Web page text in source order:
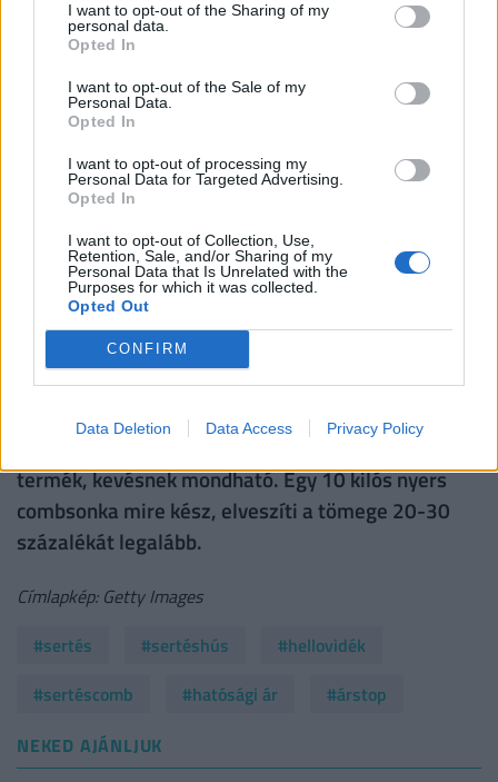
I want to opt-out of the Sharing of my
personal data.
Opted In
I want to opt-out of the Sale of my
Personal Data.
Opted In
I want to opt-out of processing my
Personal Data for Targeted Advertising.
Opted In
I want to opt-out of Collection, Use,
Retention, Sale, and/or Sharing of my
Personal Data that Is Unrelated with the
Purposes for which it was collected.
Opted Out
CONFIRM
Data Deletion Data Access Privacy Policy
termékeinket, hogy se nagyon olcsók, se
nagyon drágák ne legyünk, különben nem
tudjuk felvenni a versenyt az üzletláncokkal.
Már a húsvéti sonka készül
Folyamatosan dolgozzuk fel a húst, most kezdtük
el gyártani a húsvéti sonkát a combból. Négy-öt
hétig sóban áll, aztán egy-két hétig páclében,
utána tesszük a füstre négy-öt napra. Ilyenkor 10
mázsa sonkát értékesítünk, kilónként 1750
forintért, ami, ha azt nézzük, hogy ez háztáji
disznók húsa, és nem gyorspácolt, víztől csöpögő
termék, kevésnek mondható. Egy 10 kilós nyers
combsonka mire kész, elveszíti a tömege 20-30
százalékát legalább.
Címlapkép: Getty Images
#sertés
#sertéshús
#hellovidék
#sertéscomb
#hatósági ár
#árstop
NEKED AJÁNLJUK